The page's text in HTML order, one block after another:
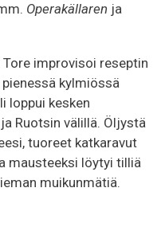
Operakällaren ja
improvisoi reseptin
kylmiössä
loppui kesken
Ruotsin välillä. Öljystä
tuoreet katkaravut
mausteeksi löytyi tilliä
muikunmätiä.